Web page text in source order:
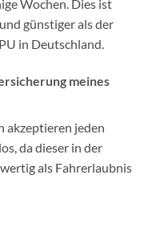
Wochen. Dies ist
günstiger als der
in Deutschland.
meines
akzeptieren jeden
da dieser in der
als Fahrerlaubnis